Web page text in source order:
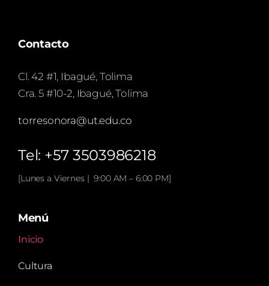
Contacto
Cl. 42 #1, Ibagué, Tolima
Cra. 5 #10-2, Ibagué, Tolima
torresonora@ut.edu.co
Tel: +57 3503986218
[Lunes a Viernes | 9:00 AM – 6:00 PM]
Menú
Inicio
Cultura